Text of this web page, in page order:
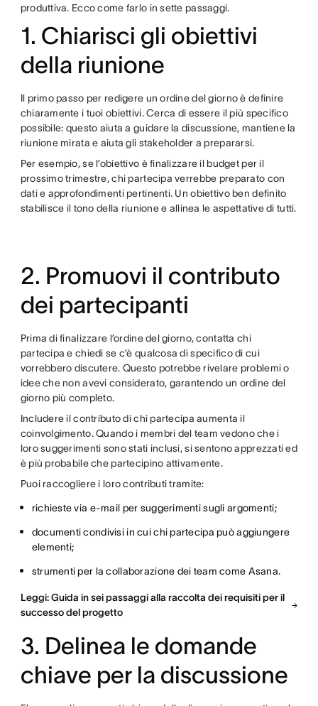
produttiva. Ecco come farlo in sette passaggi.
1. Chiarisci gli obiettivi
della riunione
Il primo passo per redigere un ordine del giorno è definire
chiaramente i tuoi obiettivi. Cerca di essere il più specifico
possibile: questo aiuta a guidare la discussione, mantiene la
riunione mirata e aiuta gli stakeholder a prepararsi.
Per esempio, se l’obiettivo è finalizzare il budget per il
prossimo trimestre, chi partecipa verrebbe preparato con
dati e approfondimenti pertinenti. Un obiettivo ben definito
stabilisce il tono della riunione e allinea le aspettative di tutti.
2. Promuovi il contributo
dei partecipanti
Prima di finalizzare l’ordine del giorno, contatta chi
partecipa e chiedi se c’è qualcosa di specifico di cui
vorrebbero discutere. Questo potrebbe rivelare problemi o
idee che non avevi considerato, garantendo un ordine del
giorno più completo.
Includere il contributo di chi partecipa aumenta il
coinvolgimento. Quando i membri del team vedono che i
loro suggerimenti sono stati inclusi, si sentono apprezzati ed
è più probabile che partecipino attivamente.
Puoi raccogliere i loro contributi tramite:
richieste via e-mail per suggerimenti sugli argomenti;
documenti condivisi in cui chi partecipa può aggiungere
elementi;
strumenti per la collaborazione dei team come Asana.
Leggi: Guida in sei passaggi alla raccolta dei requisiti per il
successo del progetto
3. Delinea le domande
chiave per la discussione